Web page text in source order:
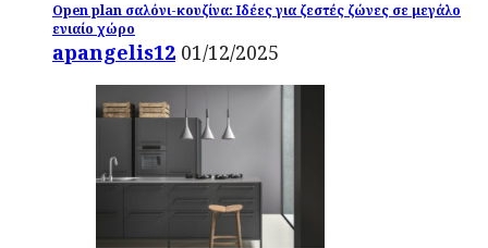
Open plan σαλόνι-κουζίνα: Ιδέες για ζεστές ζώνες σε μεγάλο
ενιαίο χώρο
apangelis12 01/12/2025